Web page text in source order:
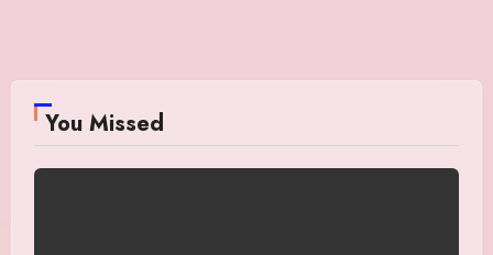
You Missed